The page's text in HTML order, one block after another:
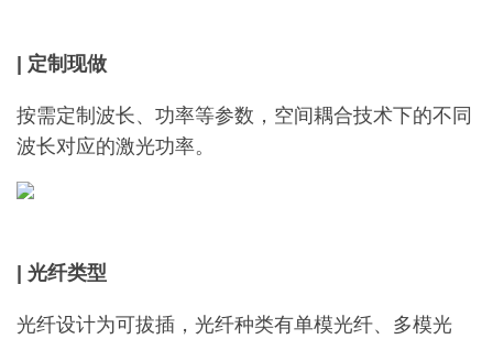
| 定制现做
按需定制波长、功率等参数，空间耦合技术下的不同
波长对应的激光功率。
| 光纤类型
光纤设计为可拔插，光纤种类有单模光纤、多模光